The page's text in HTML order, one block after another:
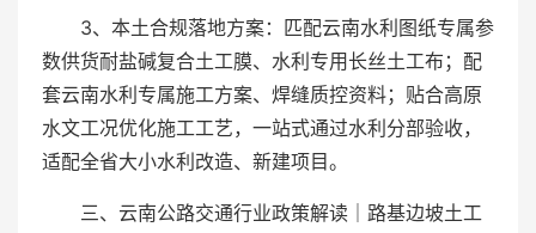
3、本土合规落地方案：匹配云南水利图纸专属参
数供货耐盐碱复合土工膜、水利专用长丝土工布；配
套云南水利专属施工方案、焊缝质控资料；贴合高原
水文工况优化施工工艺，一站式通过水利分部验收，
适配全省大小水利改造、新建项目。
三、云南公路交通行业政策解读｜路基边坡土工